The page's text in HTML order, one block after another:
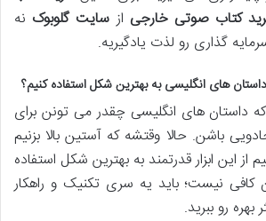
کتاب صوتی خارجی از سایت گلوبوک نه
گذاری رو لذت یادگیریه.
های انگلیسی به بهترین شکل استفاده کنیم؟
داستان های انگلیسی چقدر می تونن برای
باشن. حالا وقتشه که آستین بالا بزنیم
از این ابزار قدرتمند به بهترین شکل استفاده
نیست؛ باید یه سری تکنیک و راهکار
رو ببرید.